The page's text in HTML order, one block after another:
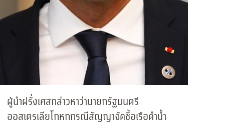
ผู้นำฝรั่งเศสกล่าวหาว่านายกรัฐมนตรี
ออสเตรเลียโกหกกรณีสัญญาจัดซื้อเรือดำน้ำ